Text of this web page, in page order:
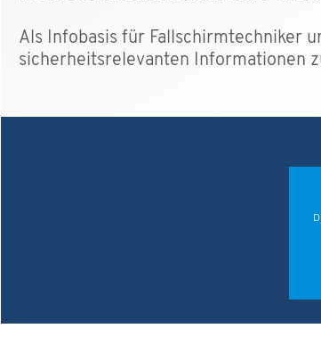
Als Infobasis für Fallschirmtechniker
sicherheitsrelevanten Informationen